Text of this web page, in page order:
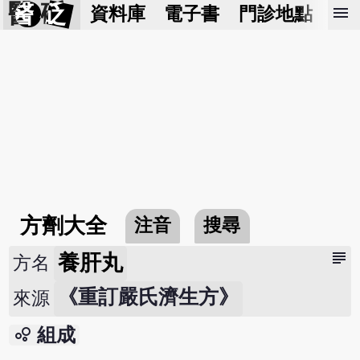
醫 砭 資料庫 電子書 門診地點 預
menu
方劑大全 注音 搜尋
subject
方名 養肝丸
來源 《重訂嚴氏濟生方》
bubble_chart 組成